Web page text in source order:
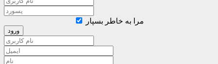
مرا به خاطر بسپار